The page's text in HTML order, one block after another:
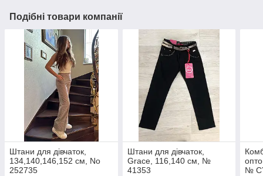
Подібні товари компанії
Штани для дівчаток,
134,140,146,152 см, No
252735
Штани для дівчаток,
Grace, 116,140 см, №
41353
№